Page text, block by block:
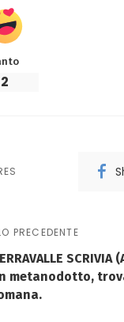
2
PRECEDENTE
metanodotto,